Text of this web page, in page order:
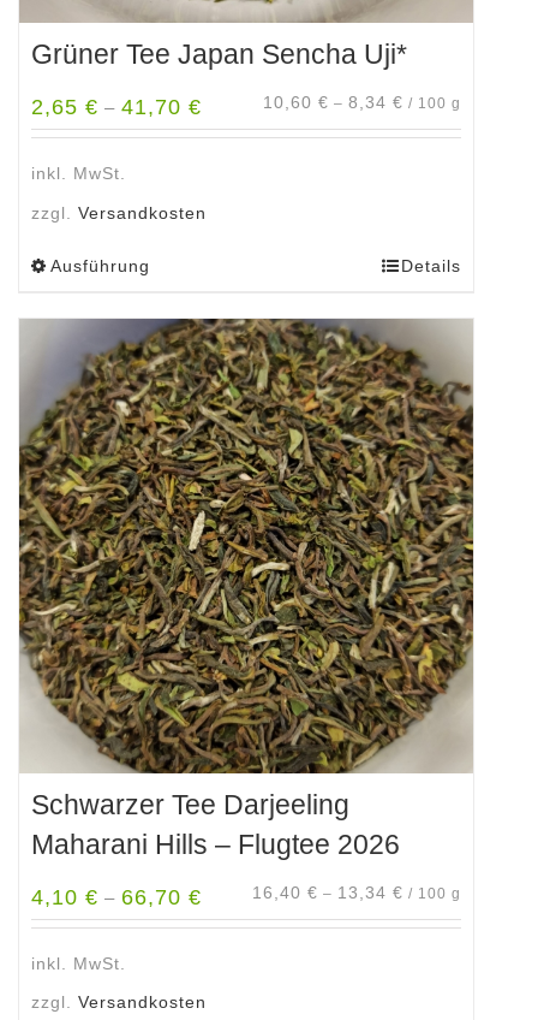
Grüner Tee Japan Sencha Uji*
2,65 € – 41,70 € 10,60 € – 8,34 € / 100 g
inkl. MwSt.
zzgl. Versandkosten
Ausführung
weist
mehrere
Varianten
auf.
Die
Optionen
können
auf
der
Produktseite
gewählt
werden
Details
Schwarzer Tee Darjeeling
Maharani Hills – Flugtee 2026
4,10 € – 66,70 € 16,40 € – 13,34 € / 100 g
inkl. MwSt.
zzgl. Versandkosten